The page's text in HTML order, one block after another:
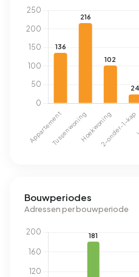
Bouwperiodes
Adressen per bouwperiode